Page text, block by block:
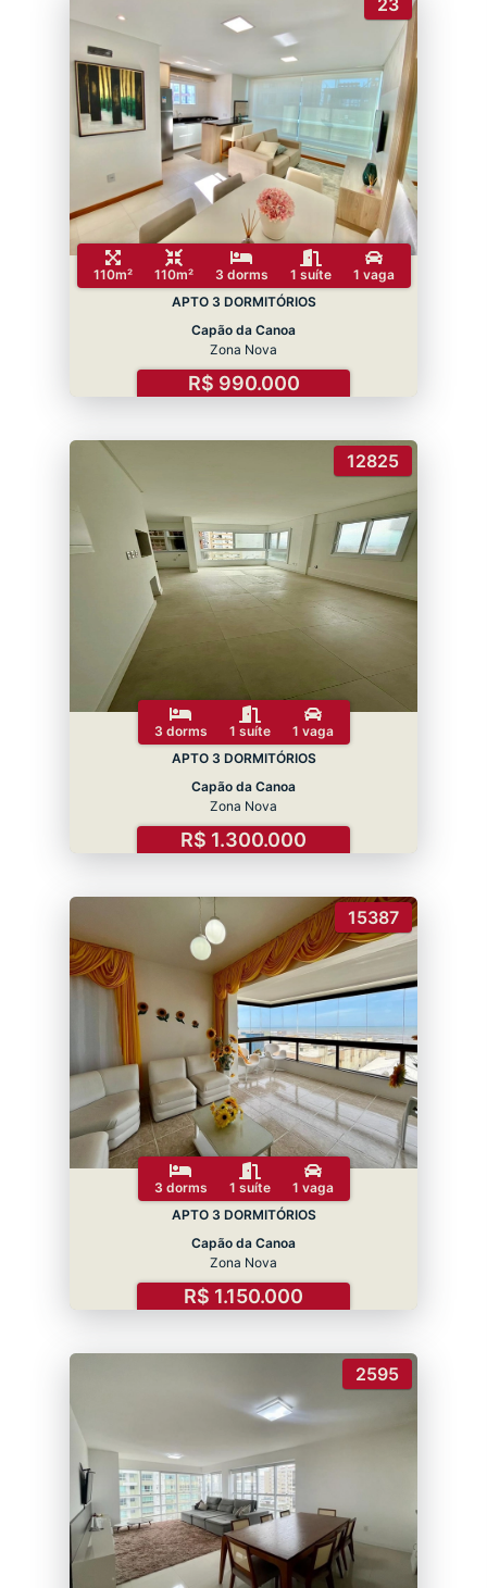
23
110m² 110m² 3 dorms 1 suíte
1 vaga
APTO 3 DORMITÓRIOS
Capão da Canoa
Zona Nova
R$ 990.000
12825
3 dorms 1 suíte
1 vaga
APTO 3 DORMITÓRIOS
Capão da Canoa
Zona Nova
R$ 1.300.000
15387
3 dorms 1 suíte
1 vaga
APTO 3 DORMITÓRIOS
Capão da Canoa
Zona Nova
R$ 1.150.000
2595